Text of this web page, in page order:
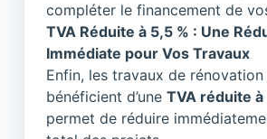
compléter le financement de
TVA Réduite à 5,5 % : Une
Immédiate pour Vos Travaux
Enfin, les travaux de
bénéficient d’uneTVA réduite à
permet de réduire